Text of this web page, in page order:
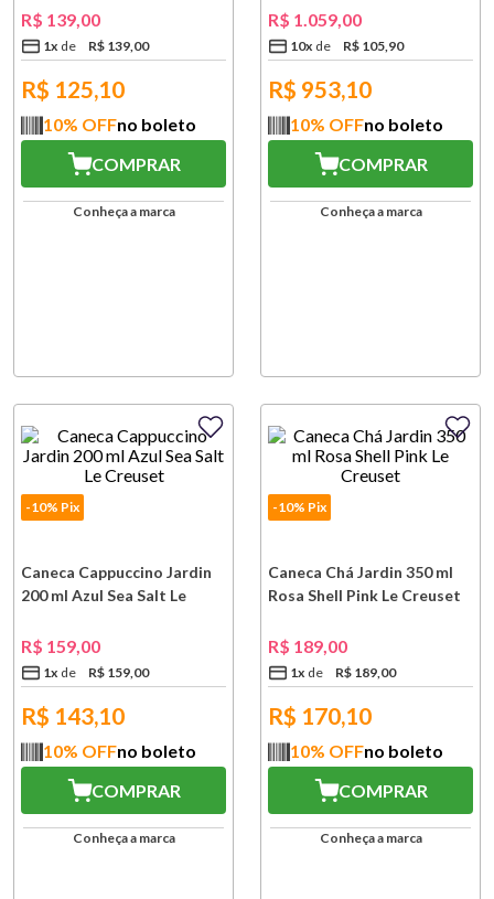
R$ 139,00
1x R$ 139,00
R$ 125,10
10% OFFno boleto
COMPRAR
Conheça a marca
R$ 1.059,00
10x R$ 105,90
R$ 953,10
10% OFFno boleto
COMPRAR
Conheça a marca
-10% Pix
Caneca Cappuccino Jardin
200 ml Azul Sea Salt Le
R$ 159,00
1x R$ 159,00
R$ 143,10
10% OFFno boleto
COMPRAR
Conheça a marca
-10% Pix
Caneca Chá Jardin 350 ml
Rosa Shell Pink Le Creuset
R$ 189,00
1x R$ 189,00
R$ 170,10
10% OFFno boleto
COMPRAR
Conheça a marca